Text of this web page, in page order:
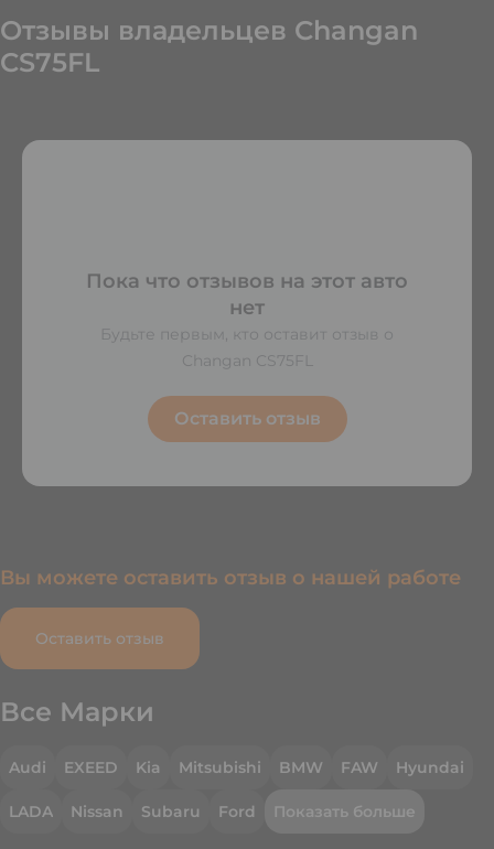
Отзывы владельцев Changan
CS75FL
Вы можете оставить отзыв о нашей работе
Оставить отзыв
Пока что отзывов на этот авто
нет
Будьте первым, кто оставит отзыв о
Changan CS75FL
Оставить отзыв
Все Марки
Audi EXEED Kia Mitsubishi BMW FAW Hyundai
LADA Nissan Subaru Ford Показать больше